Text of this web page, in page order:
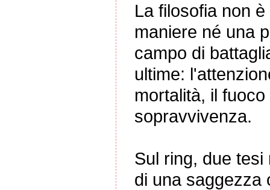
La filosofia non
maniere né una
campo di
ultime:
mortalità, il
sopravvivenza.
Sul ring, due
di una saggezza